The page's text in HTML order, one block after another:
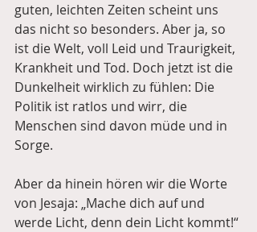
guten, leichten Zeiten scheint uns
das nicht so besonders. Aber ja, so
ist die Welt, voll Leid und Traurigkeit,
Krankheit und Tod. Doch jetzt ist die
Dunkelheit wirklich zu fühlen: Die
Politik ist ratlos und wirr, die
Menschen sind davon müde und in
Sorge.
Aber da hinein hören wir die Worte
von Jesaja: „Mache dich auf und
werde Licht, denn dein Licht kommt!“